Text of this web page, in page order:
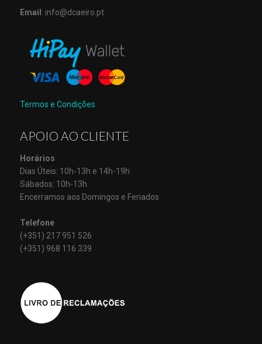
Email : info@dcaeiro.pt
Termos e Condições
APOIO AO CLIENTE
Horários
Dias Úteis: 10h-13h e 14h-19h
Sábados: 10h-13h
Encerramos aos Domingos e Feriados
Telefone
(+351) 217 951 526
(+351) 968 116 339